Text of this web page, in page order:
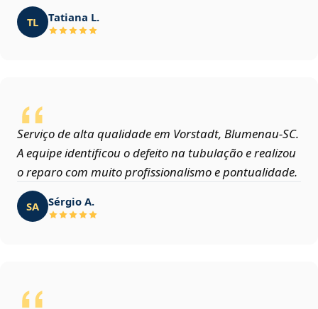
TL Tatiana L.
Serviço de alta qualidade em Vorstadt, Blumenau‑SC.
A equipe identificou o defeito na tubulação e realizou
o reparo com muito profissionalismo e pontualidade.
SA Sérgio A.